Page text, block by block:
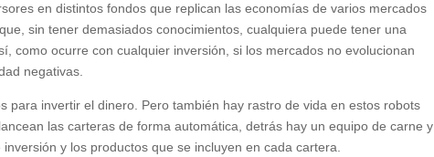
en distintos fondos que replican las economías de varios mercados
sin tener demasiados conocimientos, cualquiera puede tener una
como ocurre con cualquier inversión, si los mercados no evolucionan
negativas.
para invertir el dinero. Pero también hay rastro de vida en estos robots
las carteras de forma automática, detrás hay un equipo de carne y
y los productos que se incluyen en cada cartera.